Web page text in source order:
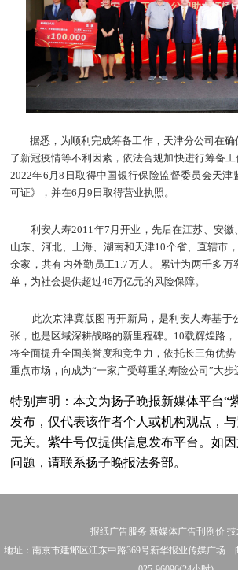
据悉，为顺利完成筹备工作，天津分公司在确
了新冠疫情等不利因素，依法合规加快进行筹备
2022年6月8日取得中国银行保险监督委员会天津
可证》，并在6月9日取得营业执照。
利安人寿2011年7月开业，先后在江苏、安徽
山东、河北、上海、湖南和天津10个省、直辖市
余家，共有内外勤员工1.7万人。累计为两千多万
单，为社会提供超过46万亿元的风险保障。
此次京津冀版图再开新局，是利安人寿基于
张，也是区域深耕战略的新里程碑。10载辉煌路
将全面提升全国美誉度和竞争力，依托长三角优
重点市场，向成为“一家广受尊重的寿险公司”大步
特别声明：本文为扬子晚报新媒体平台“
发布，仅代表该作者个人或机构观点，
无关。紫牛号仅提供信息发布平台。如
问题，请联系扬子晚报法务部。
报纸广告服务 新媒体广告刊例价 技
地址：南京市建邺区江东中路369号新华报业传媒广场